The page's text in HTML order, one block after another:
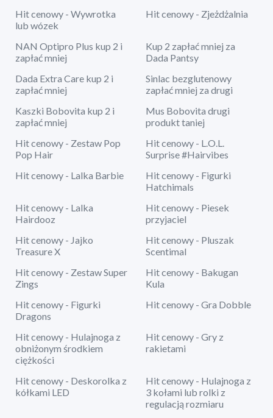
Hit cenowy - Wywrotka
lub wózek
Hit cenowy - Zjeżdżalnia
NAN Optipro Plus kup 2 i
zapłać mniej
Kup 2 zapłać mniej za
Dada Pantsy
Dada Extra Care kup 2 i
zapłać mniej
Sinlac bezglutenowy
zapłać mniej za drugi
Kaszki Bobovita kup 2 i
zapłać mniej
Mus Bobovita drugi
produkt taniej
Hit cenowy - Zestaw Pop
Pop Hair
Hit cenowy - L.O.L.
Surprise #Hairvibes
Hit cenowy - Lalka Barbie
Hit cenowy - Figurki
Hatchimals
Hit cenowy - Lalka
Hairdooz
Hit cenowy - Piesek
przyjaciel
Hit cenowy - Jajko
Treasure X
Hit cenowy - Pluszak
Scentimal
Hit cenowy - Zestaw Super
Zings
Hit cenowy - Bakugan
Kula
Hit cenowy - Figurki
Dragons
Hit cenowy - Gra Dobble
Hit cenowy - Hulajnoga z
obniżonym środkiem
ciężkości
Hit cenowy - Gry z
rakietami
Hit cenowy - Deskorolka z
kółkami LED
Hit cenowy - Hulajnoga z
3 kołami lub rolki z
regulacją rozmiaru